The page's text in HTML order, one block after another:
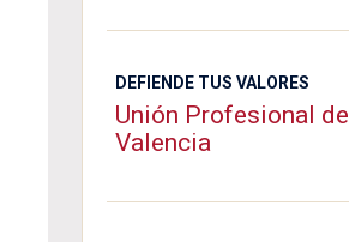
DEFIENDE TUS VALORES
Unión Profesional de
Valencia